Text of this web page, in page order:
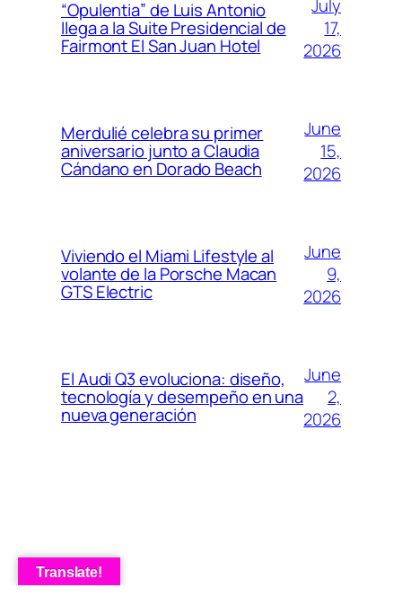
“Opulentia” de Luis Antonio
llega a la Suite Presidencial de
Fairmont El San Juan Hotel
July
17,
2026
Merdulié celebra su primer
aniversario junto a Claudia
Cándano en Dorado Beach
June
15,
2026
Viviendo el Miami Lifestyle al
volante de la Porsche Macan
GTS Electric
June
9,
2026
El Audi Q3 evoluciona: diseño,
tecnología y desempeño en una
nueva generación
June
2,
2026
Translate!